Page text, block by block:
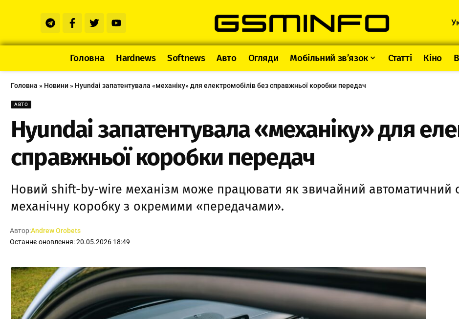
Головна Hardnews Softnews Авто Огляди Мобільний зв’язок Статті Кіно
Головна » Новини» Hyundai запатентувала «механіку» для електромобілів без справжньої коробки передач
АВТО
Hyundai запатентувала «механіку» для
справжньої коробки передач
Новий shift-by-wire механізм може працювати як звичайний автоматичний
механічну коробку з окремими «передачами».
Останнє оновлення: 20.05.2026 18:49
Автор:Andrew Orobets